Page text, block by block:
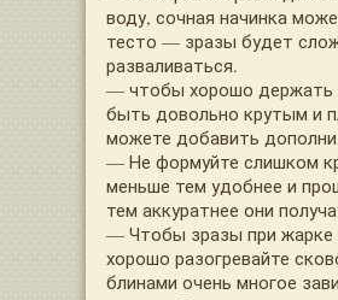
воду, сочная начинка
тесто — зразы будет
разваливаться.
— чтобы хорошо держать
быть довольно крутым и
можете добавить
— Не формуйте слишком
меньше тем удобнее и
тем аккуратнее они
— Чтобы зразы при жарке
хорошо разогревайте
блинами очень многое